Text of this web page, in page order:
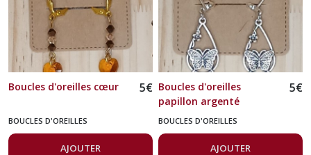
Boucles d'oreilles cœur 5€
BOUCLES D'OREILLES
AJOUTER
Boucles d'oreilles
papillon argenté
5€
BOUCLES D'OREILLES
AJOUTER